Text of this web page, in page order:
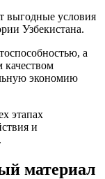
выгодные условия
Узбекистана.
а
качеством
экономию
этапах
и
материал